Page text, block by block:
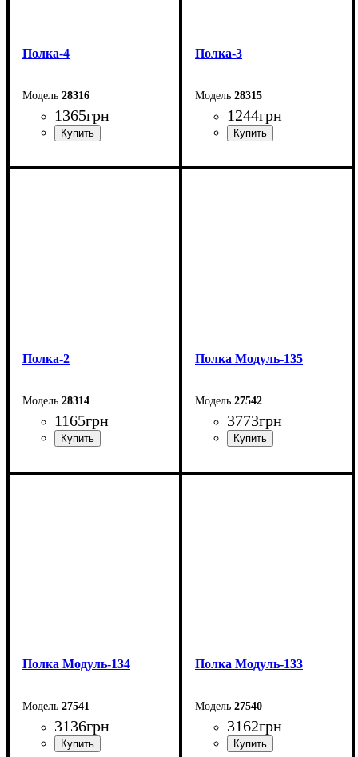
Полка-4
28316
1365грн
Ширина: 134,6 см
Полка-3
28315
1244грн
Ширина: 103,2 см
Полка-2
28314
1165грн
Ширина: 100 см
Полка Модуль-135
27542
3773грн
Ширина: 140 см
Полка Модуль-134
27541
3136грн
Полка Модуль-133
27540
3162грн